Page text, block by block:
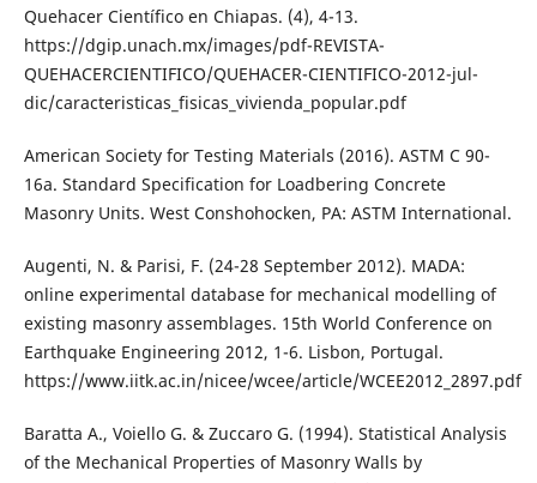
Quehacer Científico en Chiapas. (4), 4-13.
https://dgip.unach.mx/images/pdf-REVISTA-
QUEHACERCIENTIFICO/QUEHACER-CIENTIFICO-2012-jul-
dic/caracteristicas_fisicas_vivienda_popular.pdf
American Society for Testing Materials (2016). ASTM C 90-
16a. Standard Specification for Loadbering Concrete
Masonry Units. West Conshohocken, PA: ASTM International.
Augenti, N. & Parisi, F. (24-28 September 2012). MADA:
online experimental database for mechanical modelling of
existing masonry assemblages. 15th World Conference on
Earthquake Engineering 2012, 1-6. Lisbon, Portugal.
https://www.iitk.ac.in/nicee/wcee/article/WCEE2012_2897.pdf
Baratta A., Voiello G. & Zuccaro G. (1994). Statistical Analysis
of the Mechanical Properties of Masonry Walls by